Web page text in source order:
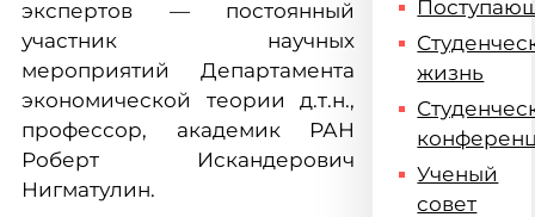
экспертов — постоянный
участник научных
мероприятий Департамента
экономической теории д.т.н.,
профессор, академик РАН
Роберт Искандерович
Нигматулин.
жизнь
Ученый
совет